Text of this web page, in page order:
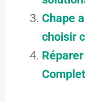
Chape
choisir